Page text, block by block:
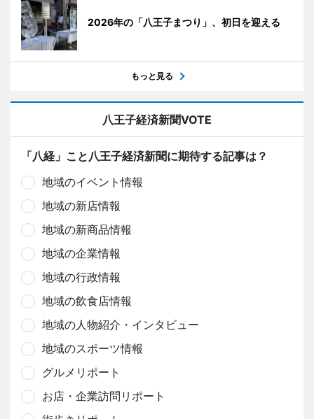
2026年の「八王子まつり」、初日を迎える
もっと見る
八王子経済新聞VOTE
「八経」こと八王子経済新聞に期待する記事は？
地域のイベント情報
地域の新店情報
地域の新商品情報
地域の企業情報
地域の行政情報
地域の飲食店情報
地域の人物紹介・インタビュー
地域のスポーツ情報
グルメリポート
お店・企業訪問リポート